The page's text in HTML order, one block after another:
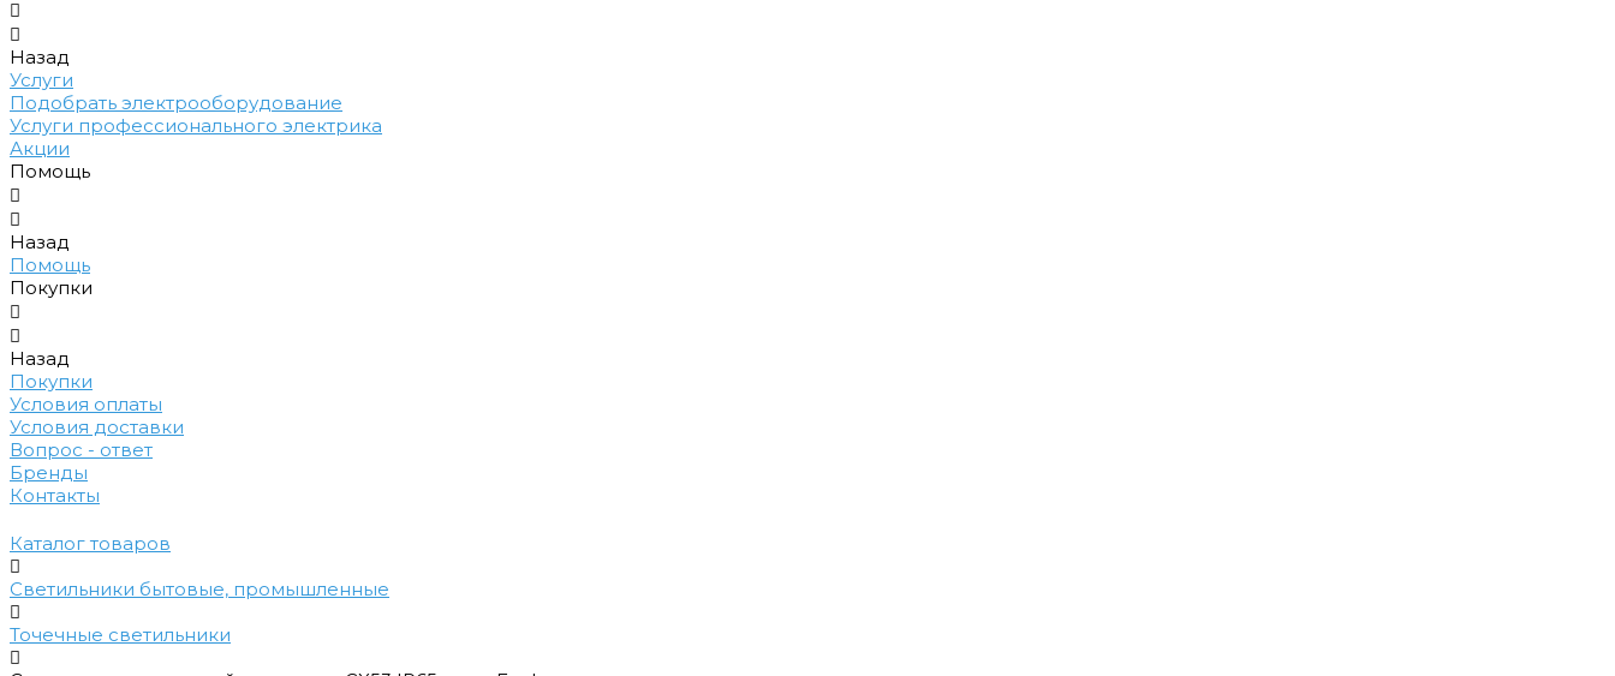
Назад
Услуги
Подобрать электрооборудование
Услуги профессионального электрика
Акции
Помощь
Назад
Помощь
Покупки
Назад
Покупки
Условия оплаты
Условия доставки
Вопрос - ответ
Бренды
Контакты
Каталог товаров
Светильники бытовые, промышленные
Точечные светильники